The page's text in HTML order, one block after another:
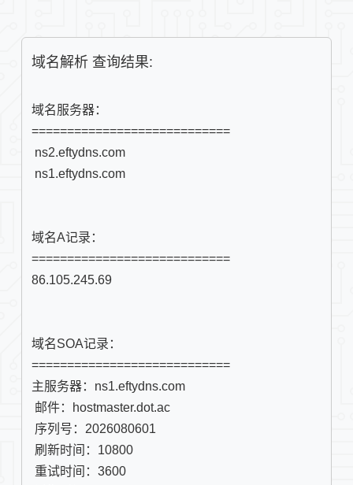
域名解析 查询结果:
域名服务器：
============================
域名A记录：
86.105.245.69
域名SOA记录：
============================
主服务器：ns1.eftydns.com